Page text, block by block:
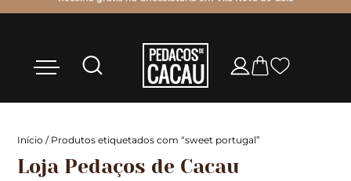
Início / Produtos etiquetados com “sweet portugal”
Loja Pedaços de Cacau